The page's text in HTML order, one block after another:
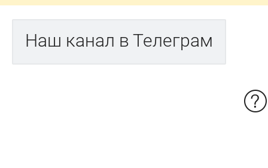
Наш канал в Телеграм